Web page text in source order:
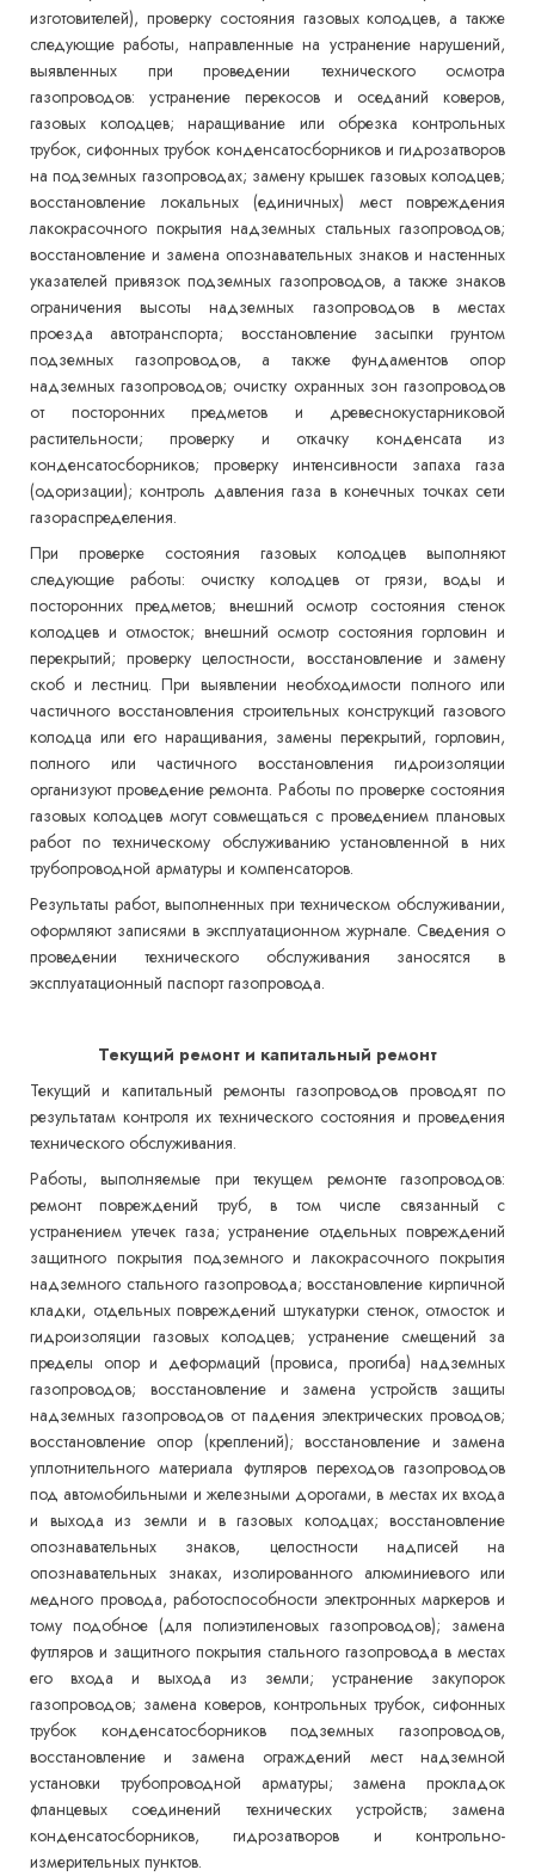
изготовителей), проверку состояния газовых колодцев, а также
следующие работы, направленные на устранение нарушений,
выявленных при проведении технического осмотра
газопроводов: устранение перекосов и оседаний коверов,
газовых колодцев; наращивание или обрезка контрольных
трубок, сифонных трубок конденсатосборников и гидрозатворов
на подземных газопроводах; замену крышек газовых колодцев;
восстановление локальных (единичных) мест повреждения
лакокрасочного покрытия надземных стальных газопроводов;
восстановление и замена опознавательных знаков и настенных
указателей привязок подземных газопроводов, а также знаков
ограничения высоты надземных газопроводов в местах
проезда автотранспорта; восстановление засыпки грунтом
подземных газопроводов, а также фундаментов опор
надземных газопроводов; очистку охранных зон газопроводов
от посторонних предметов и древеснокустарниковой
растительности; проверку и откачку конденсата из
конденсатосборников; проверку интенсивности запаха газа
(одоризации); контроль давления газа в конечных точках сети
газораспределения.
При проверке состояния газовых колодцев выполняют
следующие работы: очистку колодцев от грязи, воды и
посторонних предметов; внешний осмотр состояния стенок
колодцев и отмосток; внешний осмотр состояния горловин и
перекрытий; проверку целостности, восстановление и замену
скоб и лестниц. При выявлении необходимости полного или
частичного восстановления строительных конструкций газового
колодца или его наращивания, замены перекрытий, горловин,
полного или частичного восстановления гидроизоляции
организуют проведение ремонта. Работы по проверке состояния
газовых колодцев могут совмещаться с проведением плановых
работ по техническому обслуживанию установленной в них
трубопроводной арматуры и компенсаторов.
Результаты работ, выполненных при техническом обслуживании,
оформляют записями в эксплуатационном журнале. Сведения о
проведении технического обслуживания заносятся в
эксплуатационный паспорт газопровода.
Текущий ремонт и капитальный ремонт
Текущий и капитальный ремонты газопроводов проводят по
результатам контроля их технического состояния и проведения
технического обслуживания.
Работы, выполняемые при текущем ремонте газопроводов:
ремонт повреждений труб, в том числе связанный с
устранением утечек газа; устранение отдельных повреждений
защитного покрытия подземного и лакокрасочного покрытия
надземного стального газопровода; восстановление кирпичной
кладки, отдельных повреждений штукатурки стенок, отмосток и
гидроизоляции газовых колодцев; устранение смещений за
пределы опор и деформаций (провиса, прогиба) надземных
газопроводов; восстановление и замена устройств защиты
надземных газопроводов от падения электрических проводов;
восстановление опор (креплений); восстановление и замена
уплотнительного материала футляров переходов газопроводов
под автомобильными и железными дорогами, в местах их входа
и выхода из земли и в газовых колодцах; восстановление
опознавательных знаков, целостности надписей на
опознавательных знаках, изолированного алюминиевого или
медного провода, работоспособности электронных маркеров и
тому подобное (для полиэтиленовых газопроводов); замена
футляров и защитного покрытия стального газопровода в местах
его входа и выхода из земли; устранение закупорок
газопроводов; замена коверов, контрольных трубок, сифонных
трубок конденсатосборников подземных газопроводов,
восстановление и замена ограждений мест надземной
установки трубопроводной арматуры; замена прокладок
фланцевых соединений технических устройств; замена
конденсатосборников, гидрозатворов и контрольно-
измерительных пунктов.